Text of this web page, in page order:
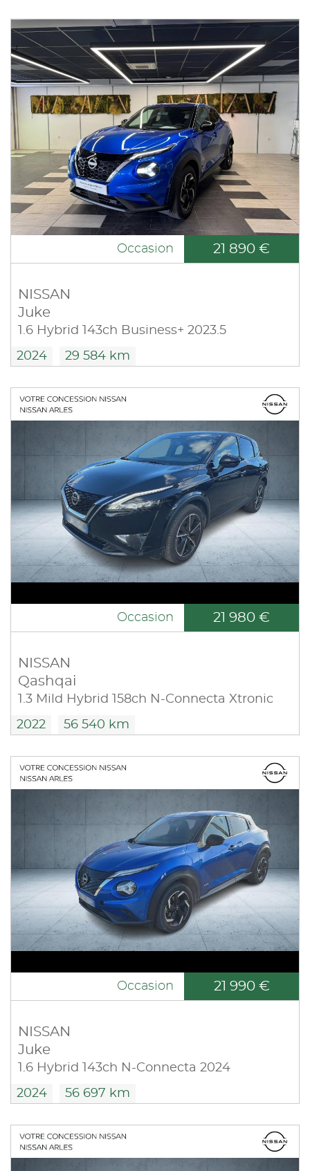
Occasion 21 890 €
NISSAN
Juke
1.6 Hybrid 143ch Business+ 2023.5
2024 29 584 km
Occasion 21 980 €
NISSAN
Qashqai
1.3 Mild Hybrid 158ch N-Connecta Xtronic
2022 56 540 km
Occasion 21 990 €
NISSAN
Juke
1.6 Hybrid 143ch N-Connecta 2024
2024 56 697 km